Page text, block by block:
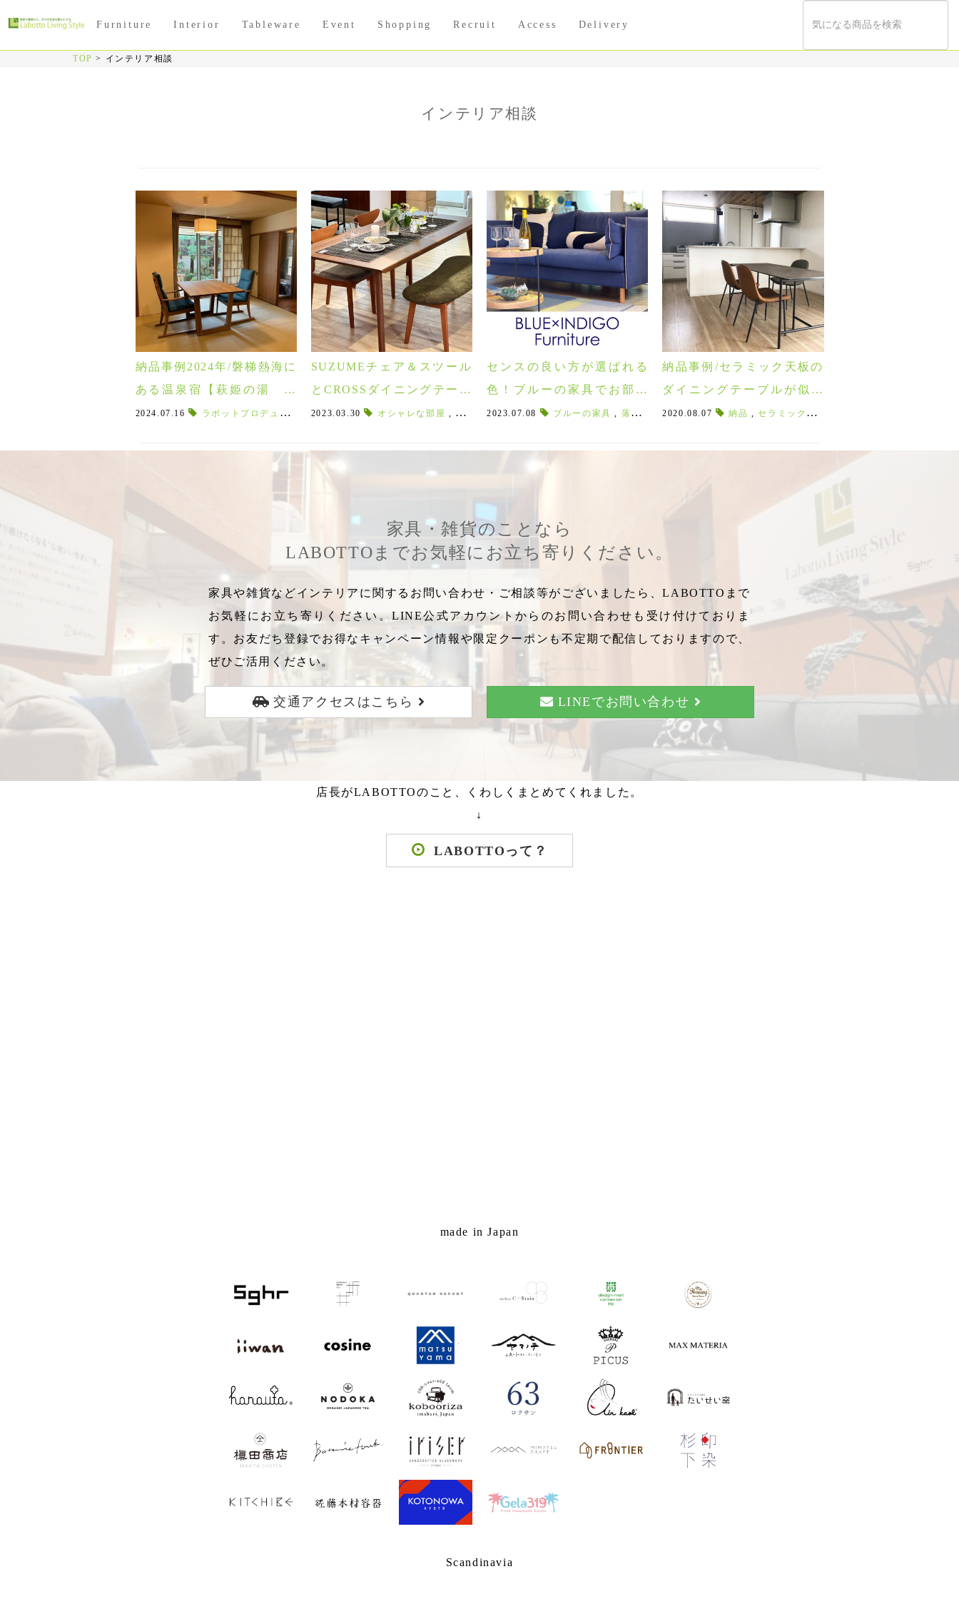
Furniture Interior Tableware Event Shopping Recruit Access Delivery
TOP > インテリア相談
インテリア相談
納品事例2024年/磐梯熱海に
ある温泉宿【萩姫の湯 栄
楽館様】
2024.07.16 ラボットプロデュース 磐梯熱海 ,豊富LUXE ,豊富リュクス 磐梯熱海温泉, 改装,温泉宿, 客室 , 栄楽館客室,栄楽館,萩姫の湯 ,露天風呂付客室
SUZUMEチェア＆スツール
とCROSSダイニングテーブ
ルで楽しむ自由なコーディ
2023.03.30 オシャレな部屋 , 家具の組み合わせ,インテリア初心者向け, SUZUME,NIPPONAIE,Cross Dining Table
センスの良い方が選ばれる
色！ブルーの家具でお部屋
を広くオシャレに見せよう♪
2023.07.08 ブルーの家具 , 落ち着く空間 ,コーディネート相談 , 青いソファ
納品事例/セラミック天板の
ダイニングテーブルが似合
う♪スタイリッシュなグレー
2020.08.07 納品 , セラミックテーブル
家具・雑貨のことなら
LABOTTOまでお気軽にお立ち寄りください。
家具や雑貨などインテリアに関するお問い合わせ・ご相談等がございましたら、LABOTTOまで
お気軽にお立ち寄りください。LINE公式アカウントからのお問い合わせも受け付けておりま
す。お友だち登録でお得なキャンペーン情報や限定クーポンも不定期で配信しておりますので、
ぜひご活用ください。
交通アクセスはこちら LINEでお問い合わせ
店長がLABOTTOのこと、くわしくまとめてくれました。
↓
LABOTTOって？
made in Japan
Scandinavia